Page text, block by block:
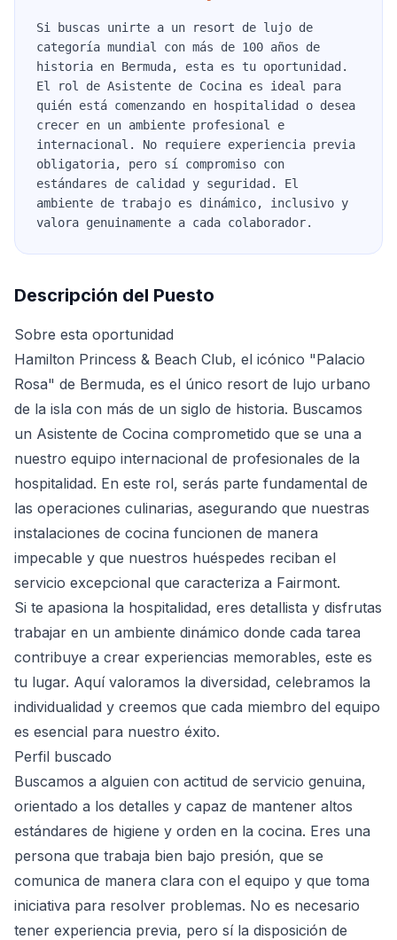
Si buscas unirte a un resort de lujo de
categoría mundial con más de 100 años de
historia en Bermuda, esta es tu oportunidad.
El rol de Asistente de Cocina es ideal para
quién está comenzando en hospitalidad o desea
crecer en un ambiente profesional e
internacional. No requiere experiencia previa
obligatoria, pero sí compromiso con
estándares de calidad y seguridad. El
ambiente de trabajo es dinámico, inclusivo y
valora genuinamente a cada colaborador.
Descripción del Puesto
Sobre esta oportunidad
Hamilton Princess & Beach Club, el icónico "Palacio
Rosa" de Bermuda, es el único resort de lujo urbano
de la isla con más de un siglo de historia. Buscamos
un Asistente de Cocina comprometido que se una a
nuestro equipo internacional de profesionales de la
hospitalidad. En este rol, serás parte fundamental de
las operaciones culinarias, asegurando que nuestras
instalaciones de cocina funcionen de manera
impecable y que nuestros huéspedes reciban el
servicio excepcional que caracteriza a Fairmont.
Si te apasiona la hospitalidad, eres detallista y disfrutas
trabajar en un ambiente dinámico donde cada tarea
contribuye a crear experiencias memorables, este es
tu lugar. Aquí valoramos la diversidad, celebramos la
individualidad y creemos que cada miembro del equipo
es esencial para nuestro éxito.
Perfil buscado
Buscamos a alguien con actitud de servicio genuina,
orientado a los detalles y capaz de mantener altos
estándares de higiene y orden en la cocina. Eres una
persona que trabaja bien bajo presión, que se
comunica de manera clara con el equipo y que toma
iniciativa para resolver problemas. No es necesario
tener experiencia previa, pero sí la disposición de